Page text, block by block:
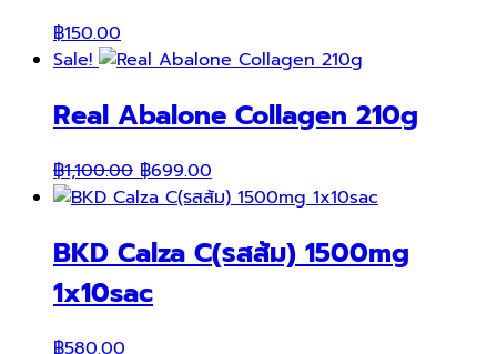
฿150.00
Sale!
Real Abalone Collagen 210g
฿1,100.00 Original
price
฿1,100.00.
฿699.00
price
฿699.00.
BKD Calza C(รสส้ม) 1500mg
1x10sac
฿580.00